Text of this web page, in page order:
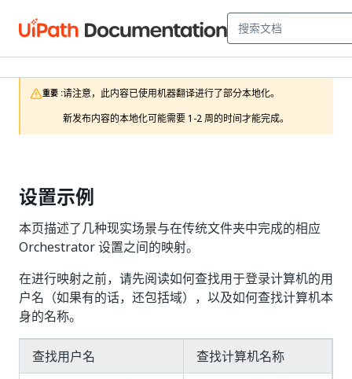
重要 :请注意，此内容已使用机器翻译进行了部分本地化。
新发布内容的本地化可能需要 1-2 周的时间才能完成。
设置示例
本页描述了几种现实场景与在传统文件夹中完成的相应
Orchestrator 设置之间的映射。
在进行映射之前，请先阅读如何查找用于登录计算机的用
户名（如果有的话，还包括域），以及如何查找计算机本
身的名称。
查找用户名
查找计算机名称